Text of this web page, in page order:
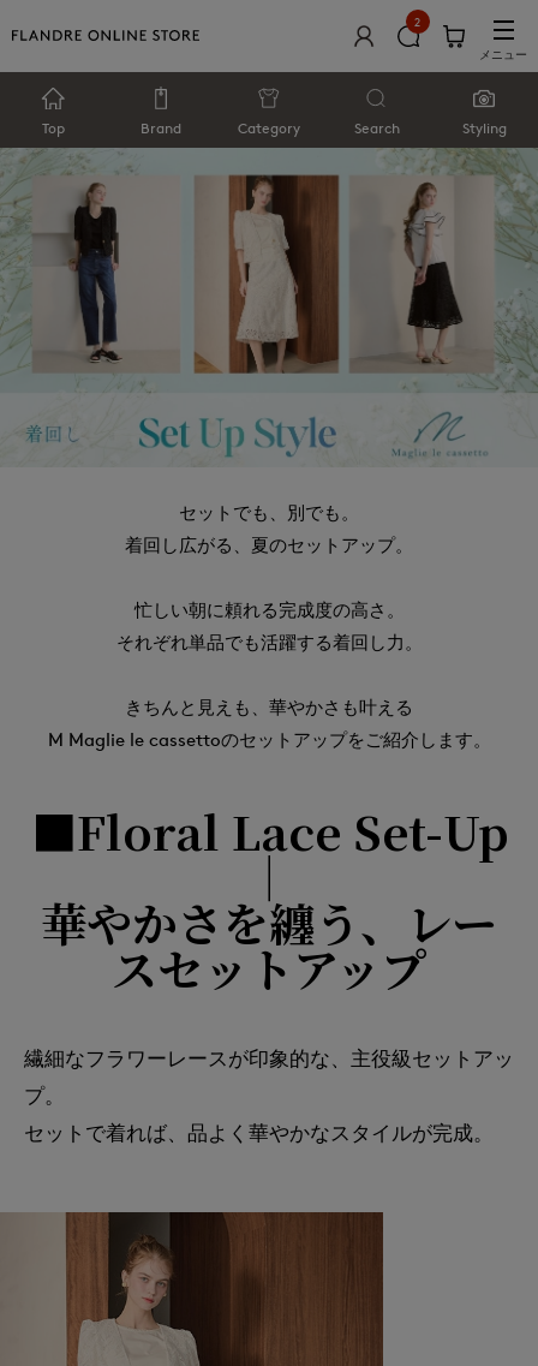
2
メニュー
Top Brand Category Search Styling
セットでも、別でも。
着回し広がる、夏のセットアップ。
忙しい朝に頼れる完成度の高さ。
それぞれ単品でも活躍する着回し力。
きちんと見えも、華やかさも叶える
M Maglie le cassettoのセットアップをご紹介します。
■Floral Lace Set-Up
｜
華やかさを纏う、レー
スセットアップ
繊細なフラワーレースが印象的な、主役級セットアッ
プ。
セットで着れば、品よく華やかなスタイルが完成。